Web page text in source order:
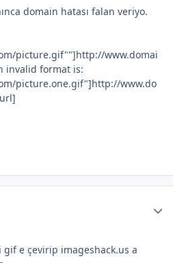
domain hatası falan veriyo.
picture.gif""]http://www.domai
invalid format is:
picture.one.gif"]http://www.do
e çevirip imageshack.us a